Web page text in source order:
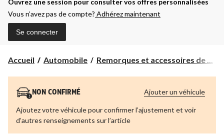
Vous n’avez pas de compte? Adhérez maintenant
Se connecter
Accueil Automobile Remorques et accessoires de ...
NON CONFIRMÉ
Ajoutez votre véhicule pour confirmer l’ajustement et voir
d’autres renseignements sur l’article
Ajouter un véhicule